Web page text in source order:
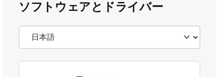
ソフトウェアとドライバー